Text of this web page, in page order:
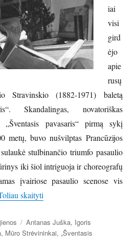
iai
visi
gird
ėjo
apie
rusų
Stravinskio (1882-1971) baletą
Skandalingas, novatoriškas
pavasaris“ pirmą sykį
metų, buvo nušvilptas Prancūzijos
stulbinančio triumfo pasaulio
iki šiol intriguoja ir choreografų
įvairiose pasaulio scenose vis
skaityti
Žymos
Antanas Juška, Igoris
, Mūro Strėvininkai,„Šventasis